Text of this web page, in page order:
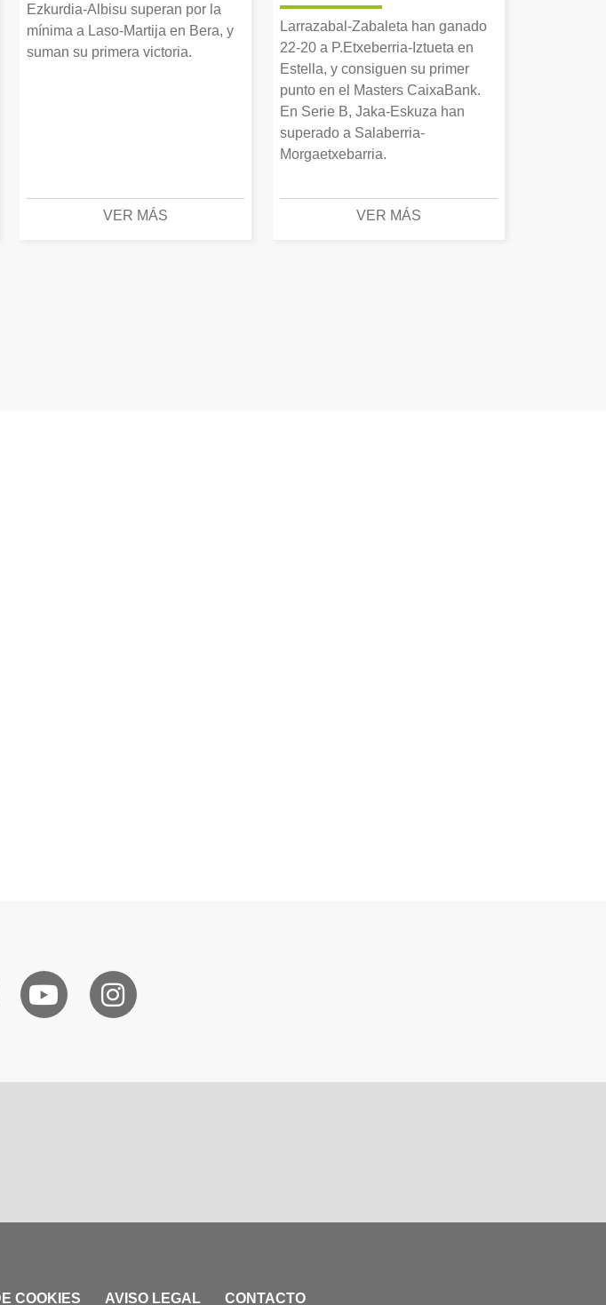
Ezkurdia-Albisu superan por la
mínima a Laso-Martija en Bera, y
suman su primera victoria.
VER MÁS
Larrazabal-Zabaleta han ganado
22-20 a P.Etxeberria-Iztueta en
Estella, y consiguen su primer
punto en el Masters CaixaBank.
En Serie B, Jaka-Eskuza han
superado a Salaberria-
Morgaetxebarria.
VER MÁS
COOKIES AVISO LEGAL CONTACTO